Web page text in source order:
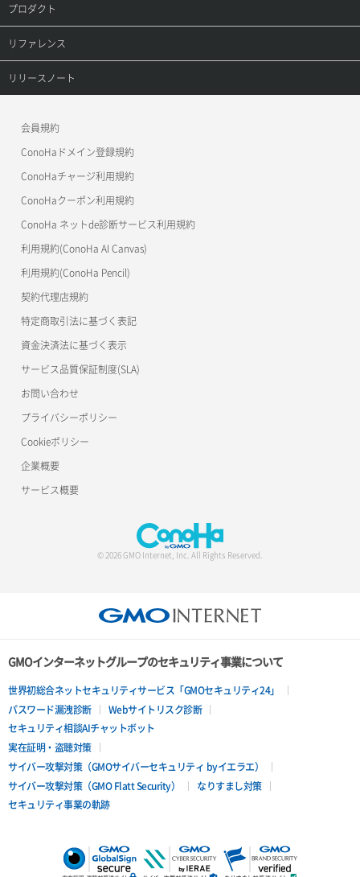
メンバー更新
メンバー詳細取得
メンバー追加
リスナー作成
リスナー削除
リスナー更新
リスナー詳細取得
ロードバランサー一覧取得
ロードバランサー削除
ロードバランサー更新
ロードバランサー詳細取得
ロードバランサー追加
オブジェクト詳細取得
コンテナ一覧取得
コンテナ作成
コンテナ削除
ラージオブジェクトアップロード(DLO)
一時的Web公開
レコード詳細取得
プロダクト
プロダクトトップ
ConoHa VPS(Ver.3.0)
ConoHa for GAME
リファレンス
リファレンストップ
OpenStack CLI
Terraform
s3cmd
公開API(ConoHa VPS Ver.2.0)
リリースノート
会員規約
ConoHaドメイン登録規約
ConoHaチャージ利用規約
ConoHaクーポン利用規約
ConoHa ネットde診断サービス利用規約
利用規約(ConoHa AI Canvas)
利用規約(ConoHa Pencil)
契約代理店規約
特定商取引法に基づく表記
資金決済法に基づく表示
サービス品質保証制度(SLA)
お問い合わせ
プライバシーポリシー
Cookieポリシー
企業概要
サービス概要
© 2026 GMO Internet, Inc. All Rights Reserved.
GMOインターネットグループのセキュリティ事業について
世界初総合ネットセキュリティサービス「GMOセキュリティ24」
パスワード漏洩診断
Webサイトリスク診断
セキュリティ相談AIチャットボット
実在証明・盗聴対策
サイバー攻撃対策（GMOサイバーセキュリティ byイエラエ）
サイバー攻撃対策（GMO Flatt Security）
なりすまし対策
セキュリティ事業の軌跡